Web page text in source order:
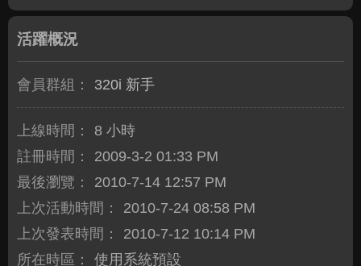
活躍概況
會員群組： 320i 新手
上線時間：
8 小時
註冊時間：
2009-3-2 01:33 PM
最後瀏覽：
2010-7-14 12:57 PM
上次活動時間：
2010-7-24 08:58 PM
上次發表時間：
2010-7-12 10:14 PM
所在時區：
使用系統預設